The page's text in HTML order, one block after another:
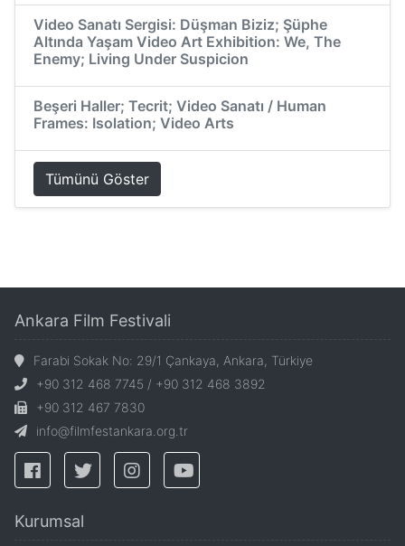
Video Sanatı Sergisi: Düşman Biziz; Şüphe
Altında Yaşam Video Art Exhibition: We, The
Enemy; Living Under Suspicion
Beşeri Haller; Tecrit; Video Sanatı / Human
Frames: Isolation; Video Arts
Tümünü Göster
Ankara Film Festivali
Farabi Sokak No: 29/1 Çankaya, Ankara, Türkiye
+90 312 468 7745 / +90 312 468 3892
+90 312 467 7830
info@filmfestankara.org.tr
Kurumsal